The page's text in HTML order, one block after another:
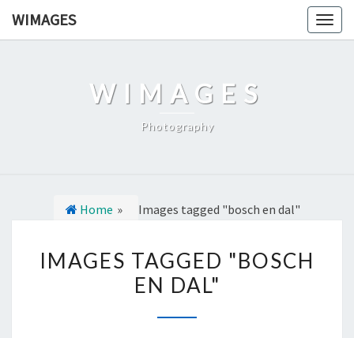
GaWIMAGES
WIMAGES
Photography
Home » Images tagged "bosch en dal"
M
A
IMAGES TAGGED "BOSCH
EN DAL"